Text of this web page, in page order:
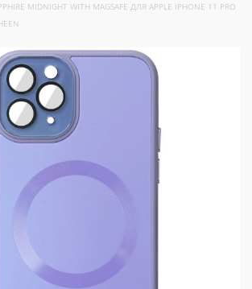
MIDNIGHT WITH MAGSAFE ДЛЯ APPLE IPHONE 11 PRO